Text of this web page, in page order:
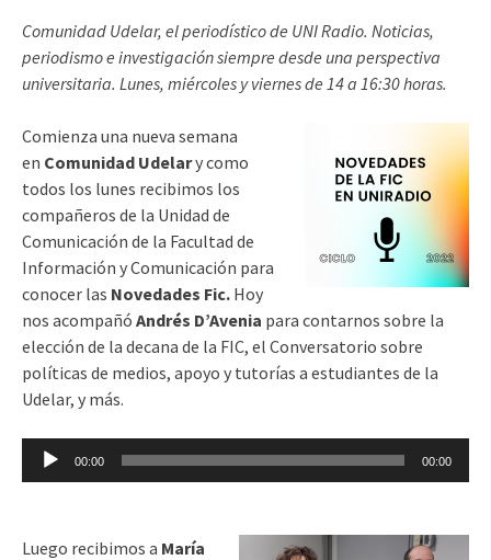
Comunidad Udelar, el periodístico de UNI Radio. Noticias,
periodismo e investigación siempre desde una perspectiva
universitaria. Lunes, miércoles y viernes de 14 a 16:30 horas.
Comienza una nueva semana
en Comunidad Udelary como
todos los lunes recibimos los
compañeros de la Unidad de
Comunicación de la Facultad de
Información y Comunicación para
conocer las Novedades Fic. Hoy
nos acompañó Andrés D’Avenia para contarnos sobre la
elección de la decana de la FIC, el Conversatorio sobre
políticas de medios, apoyo y tutorías a estudiantes de la
Udelar, y más.
Reproductor
00:00 00:00
Luego recibimos a María